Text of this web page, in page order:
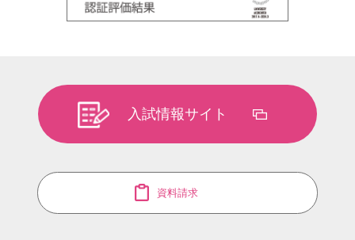
入試情報サイト
資料請求